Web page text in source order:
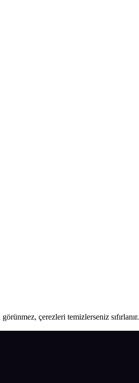
çerezleri temizlerseniz sıfırlanır.